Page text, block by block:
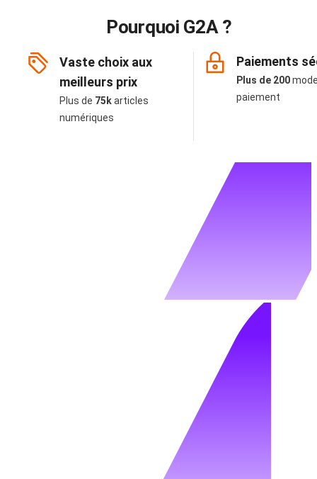
Pourquoi G2A ?
Vaste choix aux
meilleurs prix
Plus de 75karticles
numériques
Paiements
Plus de 200
paiement